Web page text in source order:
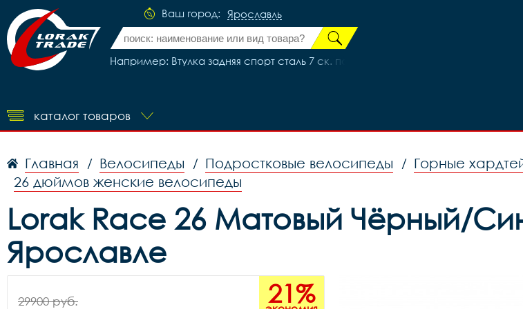
Ваш город: Ярославль
Например: Втулка задняя спорт сталь 7 ск. по трещетку 36H 3052610-57
каталог товаров
Главная / Велосипеды / Подростковые велосипеды / Горные
26 дюймов женские велосипеды
Lorak Race 26 Матовый Чёрный/
Ярославле
21%
29900 руб.